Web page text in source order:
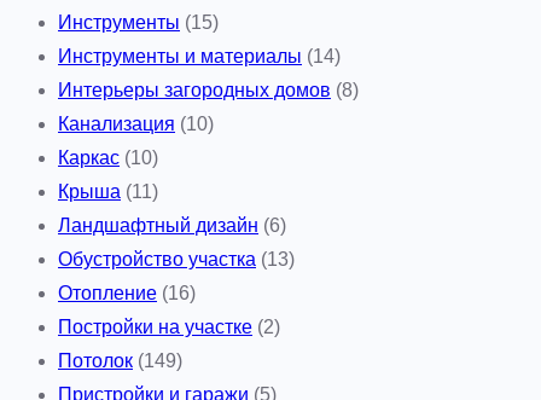
Инструменты (15)
Инструменты и материалы (14)
Интерьеры загородных домов (8)
Канализация (10)
Каркас (10)
Крыша (11)
Ландшафтный дизайн (6)
Обустройство участка (13)
Отопление (16)
Постройки на участке (2)
Потолок (149)
Пристройки и гаражи (5)